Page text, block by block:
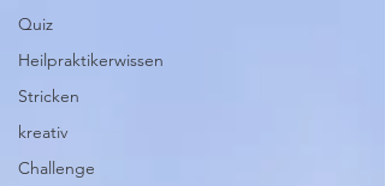
Quiz
Heilpraktikerwissen
Stricken
kreativ
Challenge